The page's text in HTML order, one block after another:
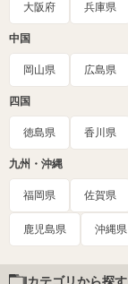
大阪府 兵庫県
中国
岡山県 広島県
四国
徳島県 香川県
九州・沖縄
福岡県 佐賀県
鹿児島県 沖縄県